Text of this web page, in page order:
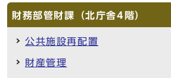
財務部管財課（北庁舎4階）
公共施設再配置
財産管理